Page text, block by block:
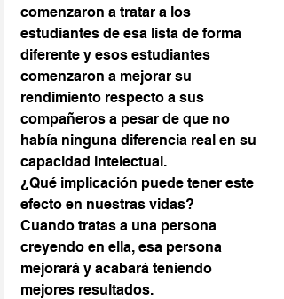
comenzaron a tratar a los
estudiantes de esa lista de forma
diferente y esos estudiantes
comenzaron a mejorar su
rendimiento respecto a sus
compañeros a pesar de que no
había ninguna diferencia real en su
capacidad intelectual.
¿Qué implicación puede tener este
efecto en nuestras vidas?
Cuando tratas a una persona
creyendo en ella, esa persona
mejorará y acabará teniendo
mejores resultados.